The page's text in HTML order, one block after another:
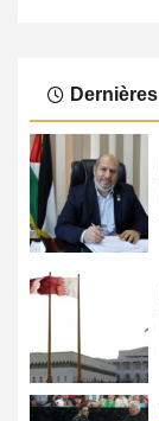
Dernières